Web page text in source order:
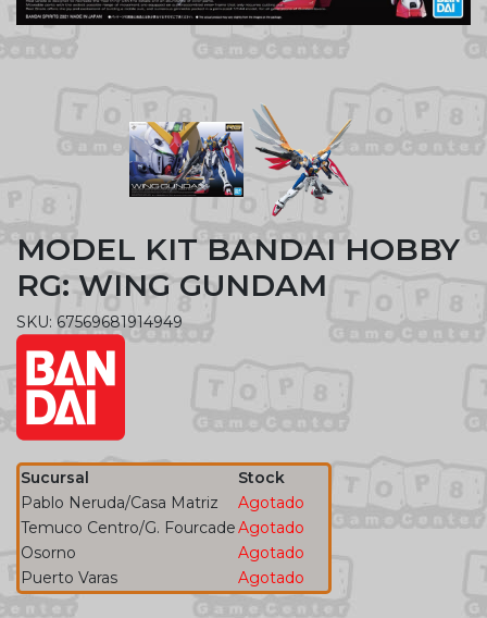
MODEL KIT BANDAI HOBBY
RG: WING GUNDAM
SKU: 67569681914949
Sucursal
Stock
Pablo Neruda/Casa Matriz
Agotado
Temuco Centro/G. FourcadeAgotado
Osorno
Agotado
Puerto Varas
Agotado